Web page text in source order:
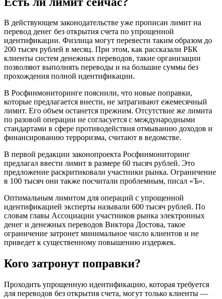
В действующем законодательстве уже прописан лимит на
перевод денег без открытия счета по упрощенной
идентификации. Физлица могут перевести таким образом до
200 тысяч рублей в месяц. При этом, как рассказали РБК
клиенты систем денежных переводов, такие организации
позволяют выполнять переводы и на большие суммы без
прохождения полной идентификации.
В Росфинмониторинге пояснили, что новые поправки,
которые предлагается внести, не затрагивают ежемесячный
лимит. Его объем останется прежним. Отсутствие же лимита
по разовой операции не согласуется с международными
стандартами в сфере противодействия отмыванию доходов и
финансированию терроризма, считают в ведомстве.
В первой редакции законопроекта Росфинмониторинг
предлагал ввести лимит в размере 60 тысяч рублей. Это
предложение раскритиковали участники рынка. Ограничение
в 100 тысяч они также посчитали проблемным, писал «Ъ».
Оптимальным лимитом для операций с упрощенной
идентификацией эксперты называли 600 тысяч рублей. По
словам главы Ассоциации участников рынка электронных
денег и денежных переводов Виктора Достова, такое
ограничение затронет минимальное число клиентов и не
приведет к существенному повышению издержек.
Кого затронут поправки?
Проходить упрощенную идентификацию, которая требуется
для переводов без открытия счета, могут только клиенты —